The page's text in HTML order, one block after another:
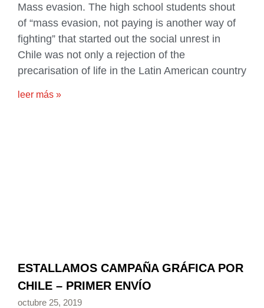
Mass evasion. The high school students shout
of “mass evasion, not paying is another way of
fighting” that started out the social unrest in
Chile was not only a rejection of the
precarisation of life in the Latin American country
leer más »
ESTALLAMOS CAMPAÑA GRÁFICA POR
CHILE – PRIMER ENVÍO
octubre 25, 2019